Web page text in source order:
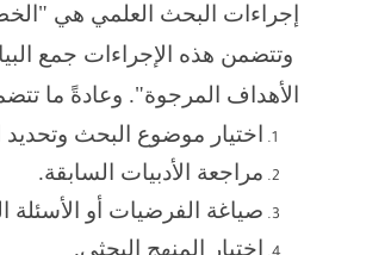
إجراءات البحث العلمي هي
وتتضمن هذه الإجراءات جمع
الأهداف المرجوة". وعادةً ما
اختيار موضوع البحث
مراجعة الأدبيات السابقة.
صياغة الفرضيات أو الأسئلة
اختيار المنهج البحثي.